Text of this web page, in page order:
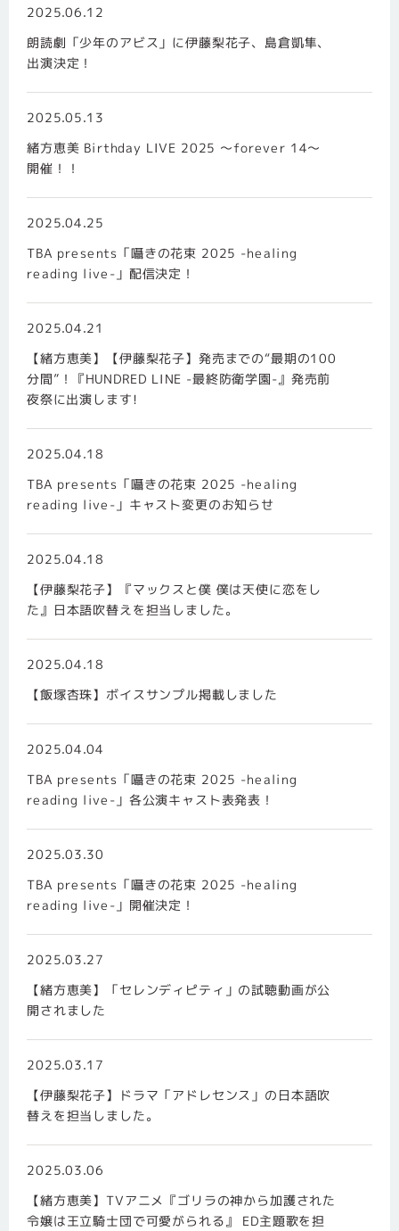
2025.06.12
朗読劇「少年のアビス」に伊藤梨花子、島倉凱隼、
出演決定！
2025.05.13
緒方恵美 Birthday LIVE 2025 ～forever 14～
開催！！
2025.04.25
TBA presents「囁きの花束 2025 -healing
reading live-」配信決定！
2025.04.21
【緒方恵美】【伊藤梨花子】発売までの“最期の100
分間”！『HUNDRED LINE -最終防衛学園-』発売前
夜祭に出演します!
2025.04.18
TBA presents「囁きの花束 2025 -healing
reading live-」キャスト変更のお知らせ
2025.04.18
【伊藤梨花子】『マックスと僕 僕は天使に恋をし
た』日本語吹替えを担当しました。
2025.04.18
【飯塚杏珠】ボイスサンプル掲載しました
2025.04.04
TBA presents「囁きの花束 2025 -healing
reading live-」各公演キャスト表発表！
2025.03.30
TBA presents「囁きの花束 2025 -healing
reading live-」開催決定！
2025.03.27
【緒方恵美】「セレンディピティ」の試聴動画が公
開されました
2025.03.17
【伊藤梨花子】ドラマ「アドレセンス」の日本語吹
替えを担当しました。
2025.03.06
【緒方恵美】TVアニメ『ゴリラの神から加護された
令嬢は王立騎士団で可愛がられる』 ED主題歌を担